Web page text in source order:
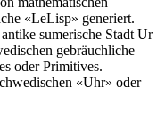
«LeLisp» generiert.
sumerische Stadt Ur
gebräuchliche
oder Primitives.
«Uhr» oder